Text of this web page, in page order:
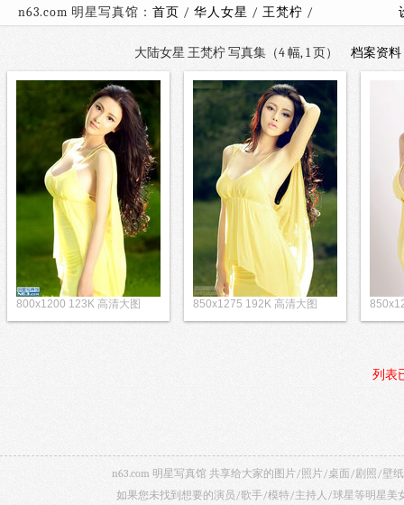
n63.com 明星写真馆： 首页 / 华人女星 / 王梵柠 /
大陆女星 王梵柠 写真集（4 幅, 1 页） 档案资料
800x1200 123K 高清大图 850x1275 192K 高清大图
列表
n63.com 明星写真馆 共享给大家的图片/照片/桌面/剧照/壁
如果您未找到想要的演员/歌手/模特/主持人/球星等明星美